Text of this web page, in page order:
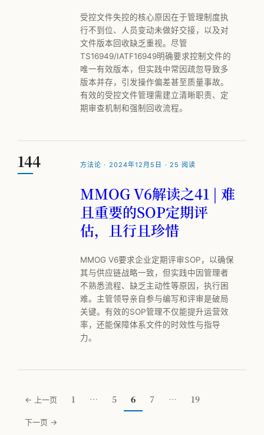
受控文件失控的核心原因在于管理制度执
行不到位、人员变动未做好交接，以及对
文件版本回收缺乏重视。尽管
TS16949/IATF16949明确要求控制文件的
唯一有效版本，但实践中常因疏忽导致多
版本并存，引发操作偏差甚至质量事故。
有效的受控文件管理需建立清晰职责、定
期审查机制和强制回收流程。
144 方法论 · 2024年12月5日 · 25 阅读
MMOG V6解读之41 | 难
且重要的SOP定期评
估，且行且珍惜
MMOG V6要求企业定期评审SOP，以确保
其与供应链战略一致，但实践中因管理者
不熟悉流程、缺乏主动性等原因，执行困
难。主管领导亲自参与编写和评审是破局
关键。有效的SOP管理不仅能提升运营效
率，还能保障体系文件的时效性与指导
力。
← 上一页 1 … 5 6 7 … 19
下一页 →